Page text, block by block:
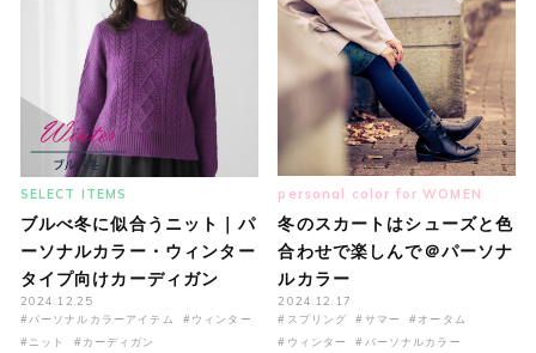
SELECT ITEMS
ブルべ冬に似合うニット｜パ
ーソナルカラー・ウィンター
タイプ向けカーディガン
2024.12.25
#パーソナルカラーアイテム
#ウィンター
#ニット
#カーディガン
personal color for WOMEN
冬のスカートはシューズと色
合わせで楽しんで＠パーソナ
ルカラー
2024.12.17
#スプリング
#サマー
#オータム
#ウィンター
#パーソナルカラー